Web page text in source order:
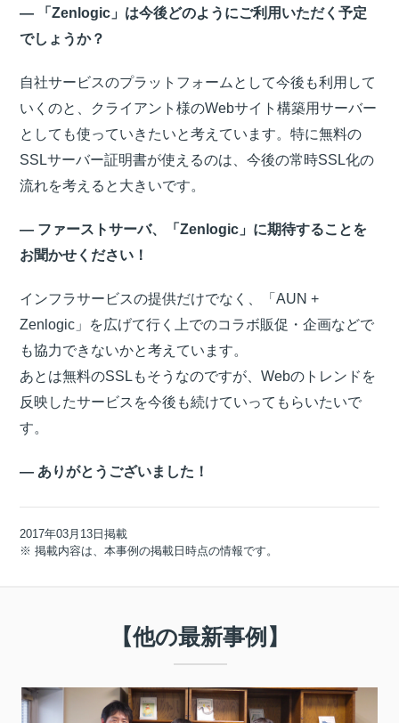
― 「Zenlogic」は今後どのようにご利用いただく予定
でしょうか？
自社サービスのプラットフォームとして今後も利用して
いくのと、クライアント様のWebサイト構築用サーバー
としても使っていきたいと考えています。特に無料の
SSLサーバー証明書が使えるのは、今後の常時SSL化の
流れを考えると大きいです。
― ファーストサーバ、「Zenlogic」に期待することを
お聞かせください！
インフラサービスの提供だけでなく、「AUN +
Zenlogic」を広げて行く上でのコラボ販促・企画などで
も協力できないかと考えています。
あとは無料のSSLもそうなのですが、Webのトレンドを
反映したサービスを今後も続けていってもらいたいで
す。
― ありがとうございました！
2017年03月13日掲載
※ 掲載内容は、本事例の掲載日時点の情報です。
【他の最新事例】